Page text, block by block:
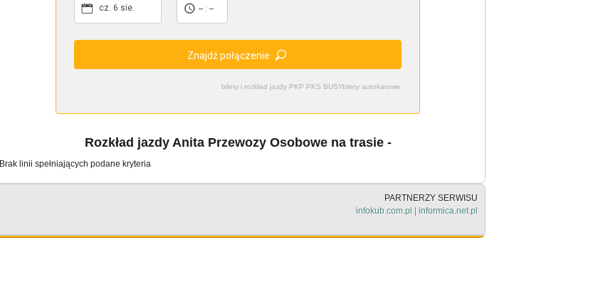
bilety i rozkład jazdy PKP PKS BUSYbilety autokarowe
cz. 6 sie. -- : --
Znajdź połączenie
Rozkład jazdy Anita Przewozy Osobowe na trasie -
Brak linii spełniających podane kryteria
PARTNERZY SERWISU
infokub.com.pl
informica.net.pl